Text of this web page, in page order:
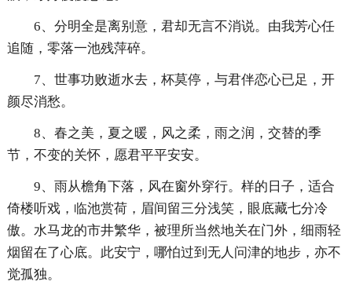
6、分明全是离别意，君却无言不消说。由我芳心任
追随，零落一池残萍碎。
7、世事功败逝水去，杯莫停，与君伴恋心已足，开
颜尽消愁。
8、春之美，夏之暖，风之柔，雨之润，交替的季
节，不变的关怀，愿君平平安安。
9、雨从檐角下落，风在窗外穿行。样的日子，适合
倚楼听戏，临池赏荷，眉间留三分浅笑，眼底藏七分冷
傲。水马龙的市井繁华，被理所当然地关在门外，细雨轻
烟留在了心底。此安宁，哪怕过到无人问津的地步，亦不
觉孤独。